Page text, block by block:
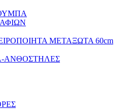
ΜΕΤΑΞΩΤΑ 60cm
ΑΝΘΟΣΤΗΛΕΣ